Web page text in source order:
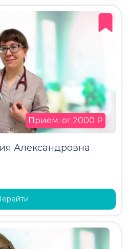
Александровна
Прием: от 2000 ₽